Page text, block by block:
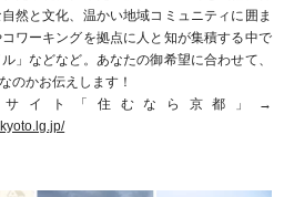
然と文化、温かい地域コミュニティに囲ま
ワーキングを拠点に人と知が集積する中で
」などなど。あなたの御希望に合わせて、
のかお伝えします！
イト「住むなら京都」→